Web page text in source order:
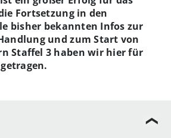
Fortsetzung in den
bisher bekannten Infos zur
und zum Start von
Staffel 3 haben wir hier für